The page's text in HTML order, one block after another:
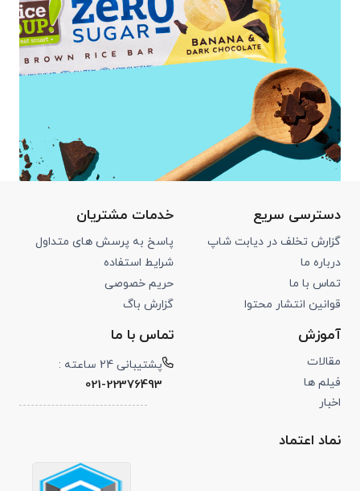
دسترسی سریع
گزارش تخلف در دیابت شاپ
درباره ما
تماس با ما
قوانین انتشار محتوا
خدمات مشتریان
پاسخ به پرسش های متداول
شرایط استفاده
حریم خصوصی
گزارش باگ
آموزش
مقالات
فیلم ها
اخبار
تماس با ما
پشتیبانی 24 ساعته :
021-22376493
نماد اعتماد